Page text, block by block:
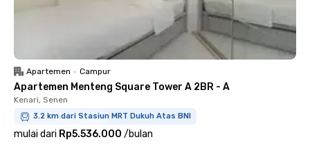
Apartemen • Campur
Apartemen Menteng Square Tower A 2BR - A
Kenari, Senen
3.2 km dari Stasiun MRT Dukuh Atas BNI
mulai dari Rp5.536.000 /bulan